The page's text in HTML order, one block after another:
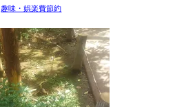
趣味・娯楽費節約